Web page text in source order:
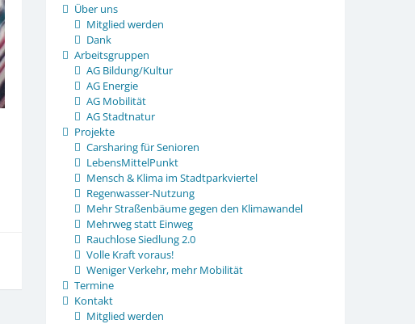
Über uns
Mitglied werden
Dank
Arbeitsgruppen
AG Bildung/Kultur
AG Energie
AG Mobilität
AG Stadtnatur
Projekte
Carsharing für Senioren
LebensMittelPunkt
Mensch & Klima im Stadtparkviertel
Regenwasser-Nutzung
Mehr Straßenbäume gegen den Klimawandel
Mehrweg statt Einweg
Rauchlose Siedlung 2.0
Volle Kraft voraus!
Weniger Verkehr, mehr Mobilität
Termine
Kontakt
Mitglied werden